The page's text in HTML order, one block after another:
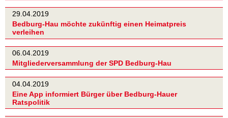
29.04.2019
Bedburg-Hau möchte zukünftig einen Heimatpreis
verleihen
06.04.2019
Mitgliederversammlung der SPD Bedburg-Hau
04.04.2019
Eine App informiert Bürger über Bedburg-Hauer
Ratspolitik